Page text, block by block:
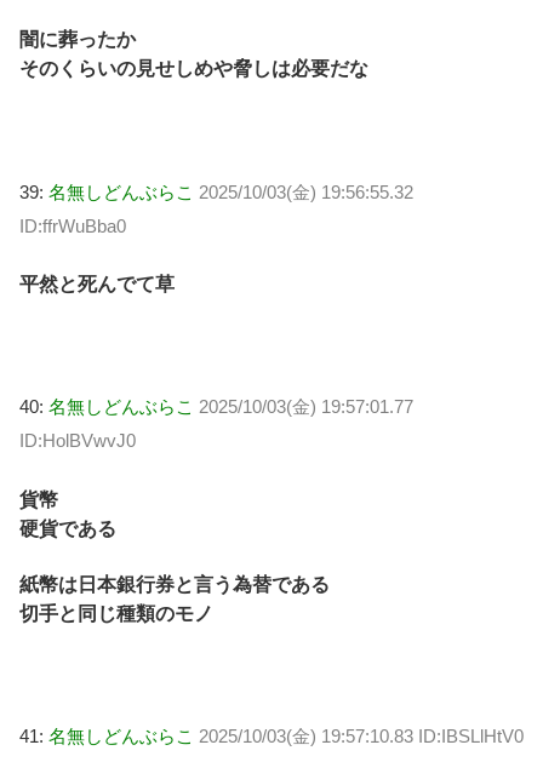
闇に葬ったか
そのくらいの見せしめや脅しは必要だな
39: 名無しどんぶらこ 2025/10/03(金) 19:56:55.32
ID:ffrWuBba0
平然と死んでて草
40: 名無しどんぶらこ 2025/10/03(金) 19:57:01.77
ID:HolBVwvJ0
貨幣
硬貨である
紙幣は日本銀行券と言う為替である
切手と同じ種類のモノ
41: 名無しどんぶらこ 2025/10/03(金) 19:57:10.83 ID:IBSLlHtV0